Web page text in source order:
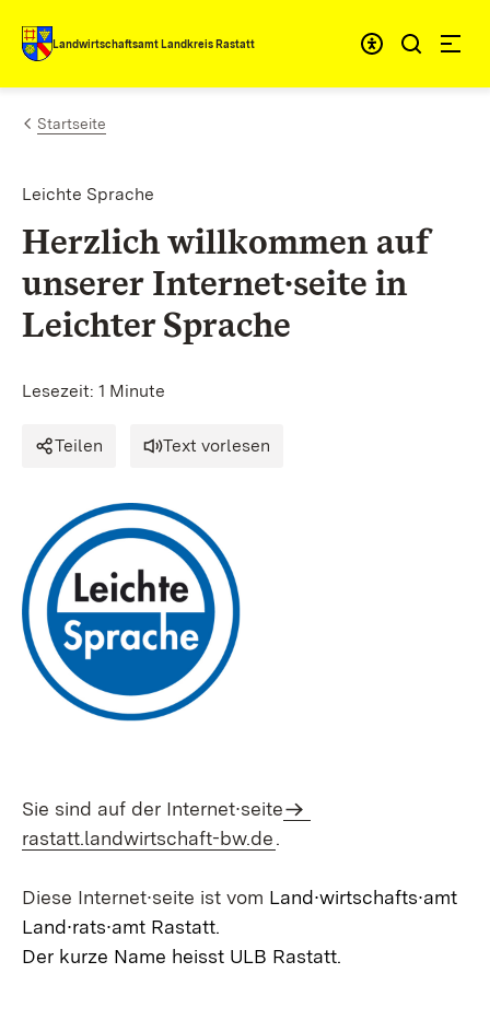
Zum Inhalt springen
Landwirtschaftsamt Landkreis Rastatt
Startseite
Leichte Sprache
Herzlich willkommen auf
unserer Internet∙seite in
Leichter Sprache
Lesezeit: 1 Minute
Teilen Text vorlesen
Sie sind auf der Internet∙seite
rastatt.landwirtschaft-bw.de.
Diese Internet∙seite ist vom Land∙wirtschafts∙amt
Land∙rats∙amt Rastatt.
Der kurze Name heisst ULB Rastatt.